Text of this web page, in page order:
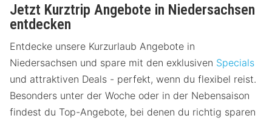
Jetzt Kurztrip Angebote in Niedersachsen
entdecken
Entdecke unsere Kurzurlaub Angebote in
Niedersachsen und spare mit den exklusiven Specials
und attraktiven Deals - perfekt, wenn du flexibel reist.
Besonders unter der Woche oder in der Nebensaison
findest du Top-Angebote, bei denen du richtig sparen